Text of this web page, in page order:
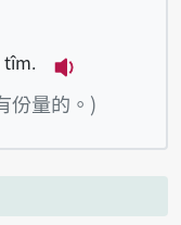
播放例句
份量的。)